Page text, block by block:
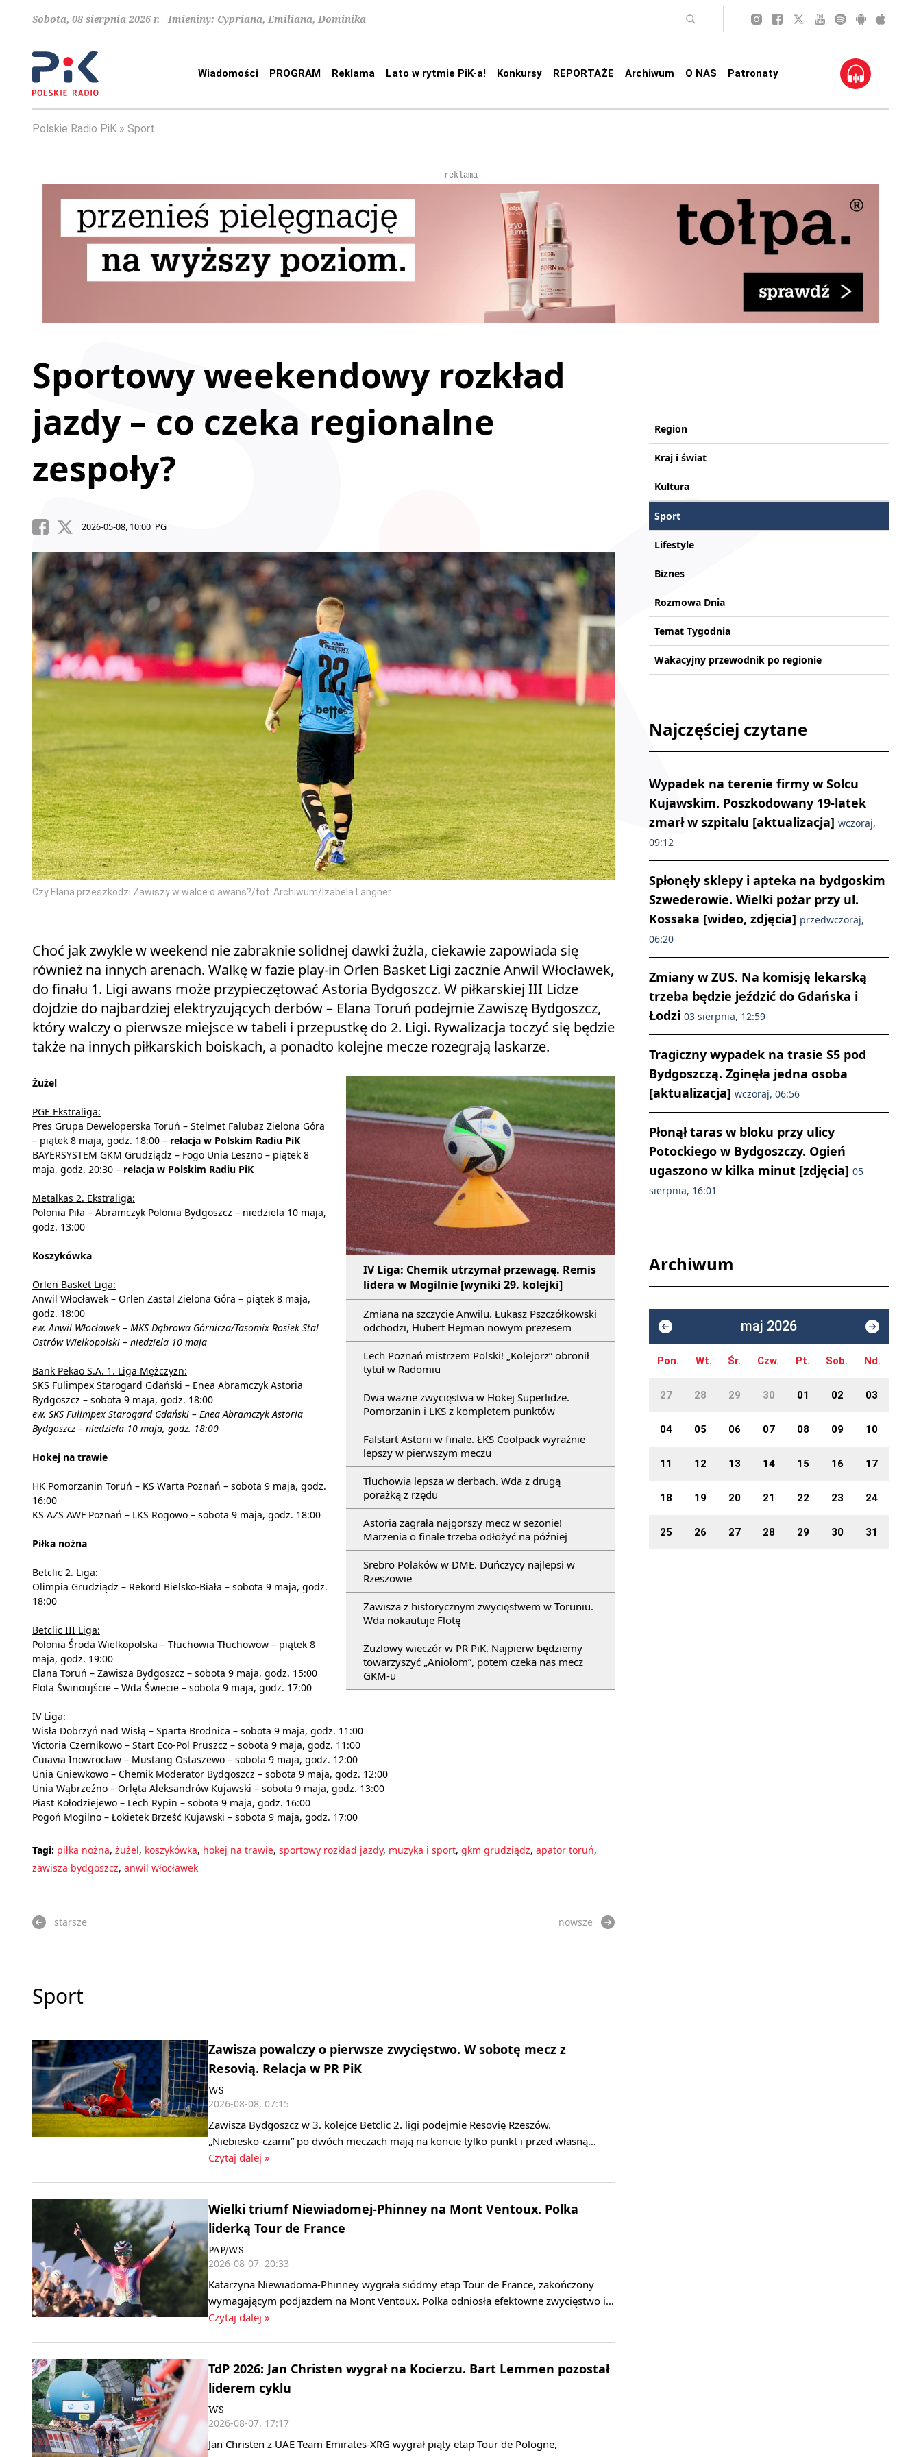
Sobota, 08 sierpnia 2026 r. Imieniny: Cypriana, Emiliana, Dominika
Wiadomości PROGRAM Reklama Lato w rytmie PiK-a! Konkursy REPORTAŻE Archiwum O NAS Patronaty
Polskie Radio PiK Sport
reklama
Sportowy weekendowy rozkład
jazdy – co czeka regionalne
zespoły?
2026-05-08, 10:00 PG
Czy Elana przeszkodzi Zawiszy w walce o awans?/fot. Archiwum/Izabela Langner
Choć jak zwykle w weekend nie zabraknie solidnej dawki żużla, ciekawie zapowiada się
również na innych arenach. Walkę w fazie play-in Orlen Basket Ligi zacznie Anwil Włocławek,
do finału 1. Ligi awans może przypieczętować Astoria Bydgoszcz. W piłkarskiej III Lidze
dojdzie do najbardziej elektryzujących derbów – Elana Toruń podejmie Zawiszę Bydgoszcz,
który walczy o pierwsze miejsce w tabeli i przepustkę do 2. Ligi. Rywalizacja toczyć się będzie
także na innych piłkarskich boiskach, a ponadto kolejne mecze rozegrają laskarze.
IV Liga: Chemik utrzymał przewagę. Remis
lidera w Mogilnie [wyniki 29. kolejki]
Zmiana na szczycie Anwilu. Łukasz Pszczółkowski
odchodzi, Hubert Hejman nowym prezesem
Lech Poznań mistrzem Polski! „Kolejorz” obronił
tytuł w Radomiu
Dwa ważne zwycięstwa w Hokej Superlidze.
Pomorzanin i LKS z kompletem punktów
Falstart Astorii w finale. ŁKS Coolpack wyraźnie
lepszy w pierwszym meczu
Tłuchowia lepsza w derbach. Wda z drugą
porażką z rzędu
Astoria zagrała najgorszy mecz w sezonie!
Marzenia o finale trzeba odłożyć na później
Srebro Polaków w DME. Duńczycy najlepsi w
Rzeszowie
Zawisza z historycznym zwycięstwem w Toruniu.
Wda nokautuje Flotę
Żużlowy wieczór w PR PiK. Najpierw będziemy
towarzyszyć „Aniołom”, potem czeka nas mecz
GKM-u
Żużel
PGE Ekstraliga:
Pres Grupa Deweloperska Toruń – Stelmet Falubaz Zielona Góra
– piątek 8 maja, godz. 18:00 – relacja w Polskim Radiu PiK
BAYERSYSTEM GKM Grudziądz – Fogo Unia Leszno – piątek 8
maja, godz. 20:30 – relacja w Polskim Radiu PiK
Metalkas 2. Ekstraliga:
Polonia Piła – Abramczyk Polonia Bydgoszcz – niedziela 10 maja,
godz. 13:00
Koszykówka
Orlen Basket Liga:
Anwil Włocławek – Orlen Zastal Zielona Góra – piątek 8 maja,
godz. 18:00
ew. Anwil Włocławek – MKS Dąbrowa Górnicza/Tasomix Rosiek Stal
Ostrów Wielkopolski – niedziela 10 maja
Bank Pekao S.A. 1. Liga Mężczyzn:
SKS Fulimpex Starogard Gdański – Enea Abramczyk Astoria
Bydgoszcz – sobota 9 maja, godz. 18:00
ew. SKS Fulimpex Starogard Gdański – Enea Abramczyk Astoria
Bydgoszcz – niedziela 10 maja, godz. 18:00
Hokej na trawie
HK Pomorzanin Toruń – KS Warta Poznań – sobota 9 maja, godz.
16:00
KS AZS AWF Poznań – LKS Rogowo – sobota 9 maja, godz. 18:00
Piłka nożna
Betclic 2. Liga:
Olimpia Grudziądz – Rekord Bielsko-Biała – sobota 9 maja, godz.
18:00
Betclic III Liga:
Polonia Środa Wielkopolska – Tłuchowia Tłuchowow – piątek 8
maja, godz. 19:00
Elana Toruń – Zawisza Bydgoszcz – sobota 9 maja, godz. 15:00
Flota Świnoujście – Wda Świecie – sobota 9 maja, godz. 17:00
IV Liga:
Wisła Dobrzyń nad Wisłą – Sparta Brodnica – sobota 9 maja, godz. 11:00
Victoria Czernikowo – Start Eco-Pol Pruszcz – sobota 9 maja, godz. 11:00
Cuiavia Inowrocław – Mustang Ostaszewo – sobota 9 maja, godz. 12:00
Unia Gniewkowo – Chemik Moderator Bydgoszcz – sobota 9 maja, godz. 12:00
Unia Wąbrzeźno – Orlęta Aleksandrów Kujawski – sobota 9 maja, godz. 13:00
Piast Kołodziejewo – Lech Rypin – sobota 9 maja, godz. 16:00
Pogoń Mogilno – Łokietek Brześć Kujawski – sobota 9 maja, godz. 17:00
Tagi: piłka nożna, żużel, koszykówka, hokej na trawie, sportowy rozkład jazdy, muzyka i sport, gkm grudziądz, apator toruń,
zawisza bydgoszcz, anwil włocławek
starsze nowsze
Sport
Zawisza powalczy o pierwsze zwycięstwo. W sobotę mecz z
Resovią. Relacja w PR PiK
WS
2026-08-08, 07:15
Zawisza Bydgoszcz w 3. kolejce Betclic 2. ligi podejmie Resovię Rzeszów.
„Niebiesko‑czarni” po dwóch meczach mają na koncie tylko punkt i przed własną…
Czytaj dalej »
Wielki triumf Niewiadomej-Phinney na Mont Ventoux. Polka
liderką Tour de France
PAP/WS
2026-08-07, 20:33
Katarzyna Niewiadoma-Phinney wygrała siódmy etap Tour de France, zakończony
wymagającym podjazdem na Mont Ventoux. Polka odniosła efektowne zwycięstwo i…
Czytaj dalej »
TdP 2026: Jan Christen wygrał na Kocierzu. Bart Lemmen pozostał
liderem cyklu
WS
2026-08-07, 17:17
Jan Christen z UAE Team Emirates-XRG wygrał piąty etap Tour de Pologne,
Region
Kraj i świat
Kultura
Sport
Lifestyle
Biznes
Rozmowa Dnia
Temat Tygodnia
Wakacyjny przewodnik po regionie
Najczęściej czytane
Wypadek na terenie firmy w Solcu
Kujawskim. Poszkodowany 19-latek
zmarł w szpitalu [aktualizacja] wczoraj,
09:12
Spłonęły sklepy i apteka na bydgoskim
Szwederowie. Wielki pożar przy ul.
Kossaka [wideo, zdjęcia] przedwczoraj,
06:20
Zmiany w ZUS. Na komisję lekarską
trzeba będzie jeździć do Gdańska i
Łodzi 03 sierpnia, 12:59
Tragiczny wypadek na trasie S5 pod
Bydgoszczą. Zginęła jedna osoba
[aktualizacja] wczoraj, 06:56
Płonął taras w bloku przy ulicy
Potockiego w Bydgoszczy. Ogień
ugaszono w kilka minut [zdjęcia] 05
sierpnia, 16:01
Archiwum
maj 2026
Pon. Wt. Śr. Czw. Pt. Sob. Nd.
27 28 29 30 01 02 03
04 05 06 07 08 09 10
11 12 13 14 15 16 17
18 19 20 21 22 23 24
25 26 27 28 29 30 31